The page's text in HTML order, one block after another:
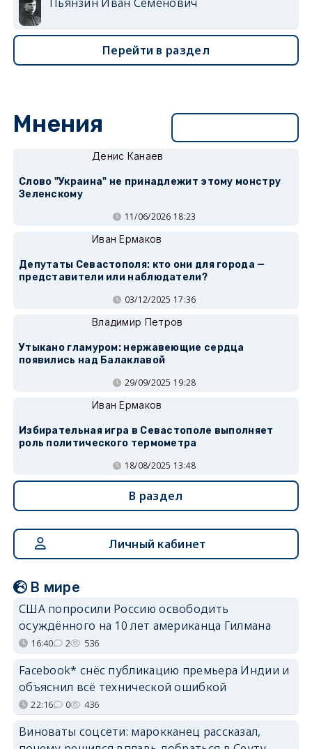
Перейти в раздел
Мнения
Денис Канаев
Слово "Украина" не принадлежит этому монстру
Зеленскому
11/06/2026 18:23
Иван Ермаков
Депутаты Севастополя: кто они для города —
представители или наблюдатели?
03/12/2025 17:36
Владимир Петров
Утыкано гламуром: нержавеющие сердца
появились над Балаклавой
29/09/2025 19:28
Иван Ермаков
Избирательная игра в Севастополе выполняет
роль политического термометра
18/08/2025 13:48
В раздел
Личный кабинет
В мире
США попросили Россию освободить
осуждённого на 10 лет американца Гилмана
16:40 2 536
Facebook* снёс публикацию премьера Индии и
объяснил всё технической ошибкой
22:16 0 436
Виноваты соцсети: марокканец рассказал,